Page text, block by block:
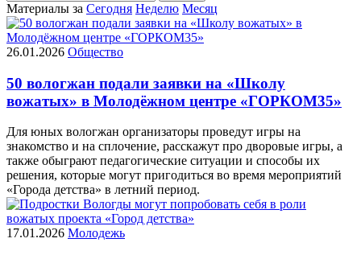
Материалы за Сегодня Неделю Месяц
26.01.2026 Общество
50 вологжан подали заявки на «Школу
вожатых» в Молодёжном центре «ГОРКОМ35»
Для юных вологжан организаторы проведут игры на
знакомство и на сплочение, расскажут про дворовые игры, а
также обыграют педагогические ситуации и способы их
решения, которые могут пригодиться во время мероприятий
«Города детства» в летний период.
17.01.2026 Молодежь